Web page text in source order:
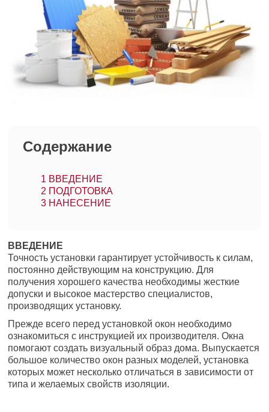
Содержание
1 ВВЕДЕНИЕ
2 ПОДГОТОВКА
3 НАНЕСЕНИЕ
ВВЕДЕНИЕ
Точность установки гарантирует устойчивость к силам,
постоянно действующим на конструкцию. Для
получения хорошего качества необходимы жесткие
допуски и высокое мастерство специалистов,
производящих установку.
Прежде всего перед установкой окон необходимо
ознакомиться с инструкцией их производителя. Окна
помогают создать визуальный образ дома. Выпускается
большое количество окон разных моделей, установка
которых может несколько отличаться в зависимости от
типа и желаемых свойств изоляции.